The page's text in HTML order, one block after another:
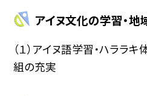
アイヌ文化の学習・地
（１）アイヌ語学習・ハララ
組の充実